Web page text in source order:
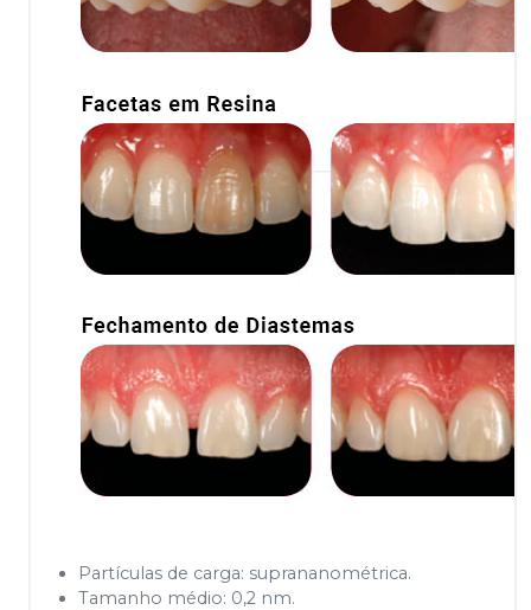
Partículas de carga: suprananométrica.
Tamanho médio: 0,2 nm.